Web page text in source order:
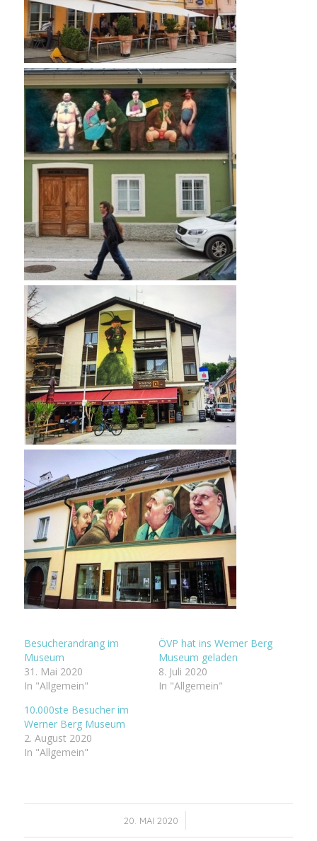
Besucherandrang im
Museum
31. Mai 2020
In "Allgemein"
ÖVP hat ins Werner Berg
Museum geladen
8. Juli 2020
In "Allgemein"
10.000ste Besucher im
Werner Berg Museum
2. August 2020
In "Allgemein"
20. MAI 2020
/